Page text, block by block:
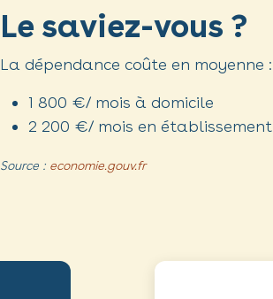
Le saviez-vous ?
La dépendance coûte en moyenne :
1 800 €/ mois à domicile
2 200 €/ mois en établissement
Source : economie.gouv.fr